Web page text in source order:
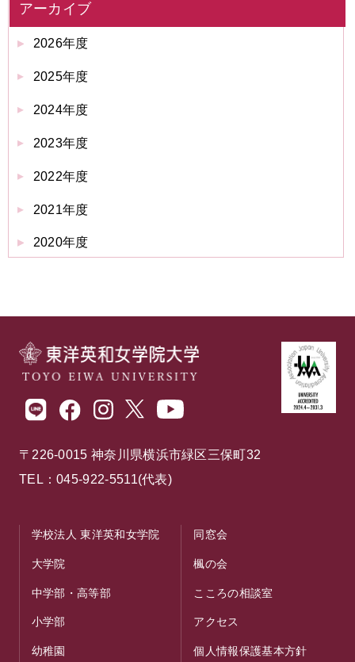
アーカイブ
2026年度
2025年度
2024年度
2023年度
2022年度
2021年度
2020年度
〒226-0015 神奈川県横浜市緑区三保町32
TEL：045-922-5511(代表)
学校法人 東洋英和女学院
大学院
中学部・高等部
小学部
幼稚園
同窓会
楓の会
こころの相談室
アクセス
個人情報保護基本方針